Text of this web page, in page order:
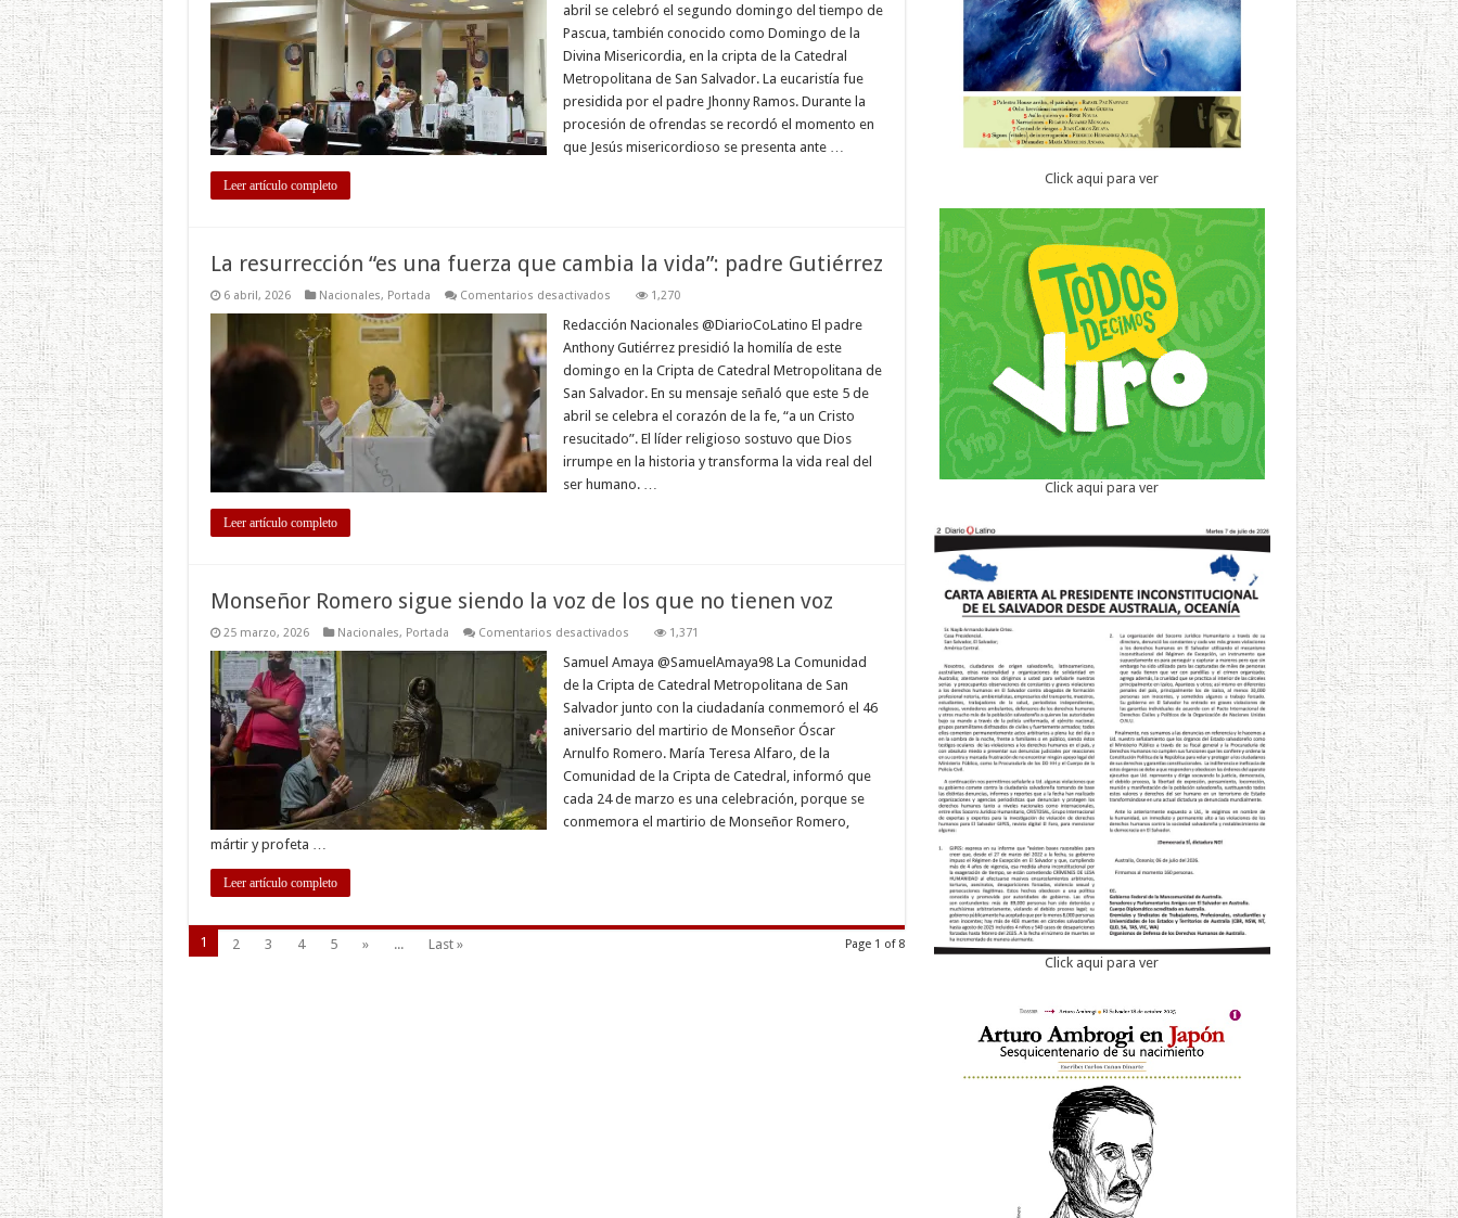
la
Divina
Misericordia
en
cripta
de
Catedral
abril se celebró el segundo domingo del tiempo de
Pascua, también conocido como Domingo de la
Divina Misericordia, en la cripta de la Catedral
Metropolitana de San Salvador. La eucaristía fue
presidida por el padre Jhonny Ramos. Durante la
procesión de ofrendas se recordó el momento en
que Jesús misericordioso se presenta ante …
Leer artículo completo
La resurrección “es una fuerza que cambia la vida”: padre Gutiérrez
6 abril, 2026 Nacionales, Portada Comentarios desactivadosen
resurrección
una
fuerza
que
cambia
vida”:
padre
1,270
Redacción Nacionales @DiarioCoLatino El padre
Anthony Gutiérrez presidió la homilía de este
domingo en la Cripta de Catedral Metropolitana de
San Salvador. En su mensaje señaló que este 5 de
abril se celebra el corazón de la fe, “a un Cristo
resucitado”. El líder religioso sostuvo que Dios
irrumpe en la historia y transforma la vida real del
ser humano. …
Leer artículo completo
Monseñor Romero sigue siendo la voz de los que no tienen voz
25 marzo, 2026 Nacionales, Portada Comentarios desactivadosen
Romero
sigue
siendo
voz
de
que
no
voz
1,371
Samuel Amaya @SamuelAmaya98 La Comunidad
de la Cripta de Catedral Metropolitana de San
Salvador junto con la ciudadanía conmemoró el 46
aniversario del martirio de Monseñor Óscar
Arnulfo Romero. María Teresa Alfaro, de la
Comunidad de la Cripta de Catedral, informó que
cada 24 de marzo es una celebración, porque se
conmemora el martirio de Monseñor Romero,
mártir y profeta …
Leer artículo completo
Page 1 of 8
1 2 3 4 5 » ... Last »
Click aqui para ver
Click aqui para ver
Click aqui para ver